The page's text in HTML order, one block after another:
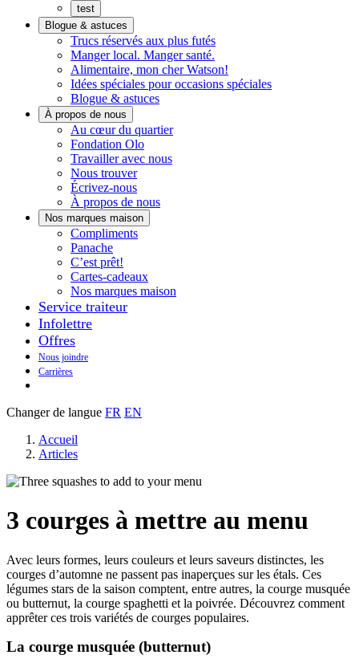
test
Blogue & astuces
Trucs réservés aux plus futés
Manger local. Manger santé.
Alimentaire, mon cher Watson!
Idées spéciales pour occasions spéciales
Blogue & astuces
À propos de nous
Au cœur du quartierHistoires
Fondation Olo
Travailler avec nous
Nous trouver
Écrivez-nous
À propos de nous
Nos marques maison
ComplimentsNotre
qui
goûte
PanacheDécouvrez
Panache
C’est prêt!
bons.
Toujours
prêts
Cartes-cadeaux
Nos marques maison
Service traiteur
Infolettre
Offres
Nous joindre
Carrières
Changer de langue FR EN
Accueil
Articles
3 courges à mettre au menu
Avec leurs formes, leurs couleurs et leurs saveurs distinctes, les
courges d’automne ne passent pas inaperçues sur les étals. Ces
légumes stars de la saison comptent, entre autres, la courge musquée
ou butternut, la courge spaghetti et la poivrée. Découvrez comment
apprêter ces trois variétés de courges populaires.
La courge musquée (butternut)